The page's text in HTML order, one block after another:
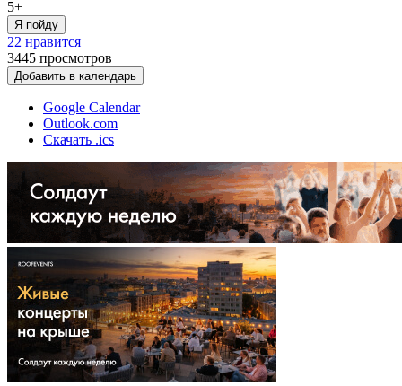
5+
Я пойду
22 нравится
3445 просмотров
Добавить в календарь
Google Calendar
Outlook.com
Скачать .ics